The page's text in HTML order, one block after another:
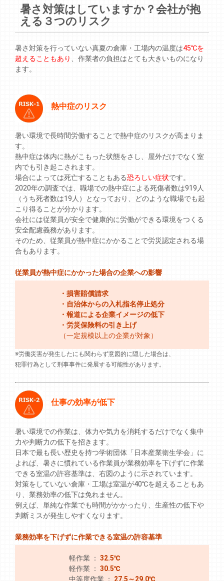
暑さ対策はしていますか？会社が抱
える３つのリスク
暑さ対策を行っていない真夏の倉庫・工場内の温度は45℃を
超えることもあり
、作業者の負担はとても大きいものになり
ます。
熱中症のリスク
暑い環境で長時間労働することで熱中症のリスクが高まりま
す。
熱中症は体内に熱がこもった状態をさし、屋外だけでなく室
内でも引き起こされます。
場合によっては死亡することもある恐ろしい症状です。
2020年の調査では、職場での熱中症による死傷者数は919人
（うち死者数は19人）となっており、どのような職場でも起
こり得ることが分かります。
会社には従業員が安全で健康的に労働ができる環境をつくる
安全配慮義務があります。
そのため、従業員が熱中症にかかることで労災認定される場
合もあります。
従業員が熱中症にかかった場合の企業への影響
・損害賠償請求
・自治体からの入札指名停止処分
・報道による企業イメージの低下
・労災保険料の引き上げ
（一定規模以上の企業が対象）
※労働災害が発生したにも関わらず意図的に隠した場合は、
犯罪行為として刑事事件に発展する可能性があります。
仕事の効率が低下
暑い環境での作業は、体力や気力を消耗するだけでなく集中
力や判断力の低下を招きます。
日本で最も長い歴史を持つ学術団体「日本産業衛生学会」に
よれば、暑さに慣れている作業員が業務効率を下げずに作業
できる室温の許容基準は、右図のように示されています。
対策をしていない倉庫・工場は室温が40℃を超えることもあ
り、業務効率の低下は免れません。
例えば、単純な作業でも時間がかかったり、生産性の低下や
判断ミスが発生しやすくなります。
業務効率を下げずに作業できる室温の許容基準
軽作業 ： 32.5℃
軽作業 ： 30.5℃
中等度作業 ： 27.5～29.0℃